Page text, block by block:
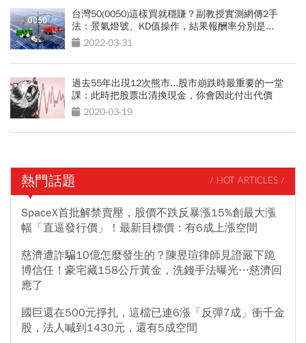
台灣50(0050)這樣買就穩賺？副教授實測網傳2手
法：景氣燈號、KD值操作，結果報酬率分別是...
2022-03-31
過去55年出現12次熊市...股市崩跌時最重要的一堂
課：此時把股票出清換現金，你會因此付出代價
2020-03-19
熱門話題 / HOT ARTICLES /
SpaceX首批解禁賣壓，股價不跌反暴漲15%創最大漲
幅「直逼發行價」！最新目標價：有6成上漲空間
慈濟遭詐騙10億怎麼發生的？陳昱瑄律師見證嚴下跪
博信任！豪宅藏158公斤黃金，洗錢手法曝光…慈濟回
應了
國巨還在500元掙扎，這檔已連6漲「反彈7成」衝千金
股，法人喊到1430元，還有5成空間